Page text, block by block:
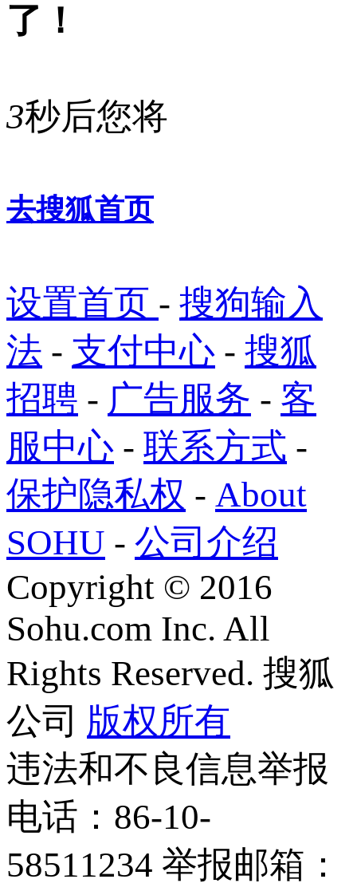
了！
3秒后您将
去搜狐首页
设置首页 - 搜狗输入
法 - 支付中心 - 搜狐
招聘 - 广告服务 - 客
服中心 - 联系方式 -
保护隐私权 - About
SOHU - 公司介绍
Copyright © 2016
Sohu.com Inc. All
Rights Reserved. 搜狐
公司 版权所有
违法和不良信息举报
电话：86-10-
58511234 举报邮箱：